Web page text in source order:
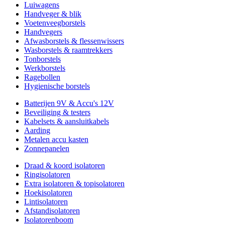
Luiwagens
Handveger & blik
Voetenveegborstels
Handvegers
Afwasborstels & flessenwissers
Wasborstels & raamtrekkers
Tonborstels
Werkborstels
Ragebollen
Hygienische borstels
Batterijen 9V & Accu's 12V
Beveiliging & testers
Kabelsets & aansluitkabels
Aarding
Metalen accu kasten
Zonnepanelen
Draad & koord isolatoren
Ringisolatoren
Extra isolatoren & topisolatoren
Hoekisolatoren
Lintisolatoren
Afstandisolatoren
Isolatorenboom